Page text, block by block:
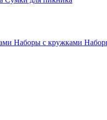
Наборы с кружками